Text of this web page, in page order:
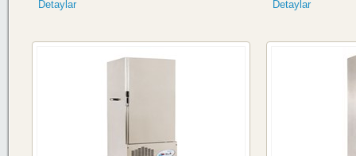
Detaylar Detaylar